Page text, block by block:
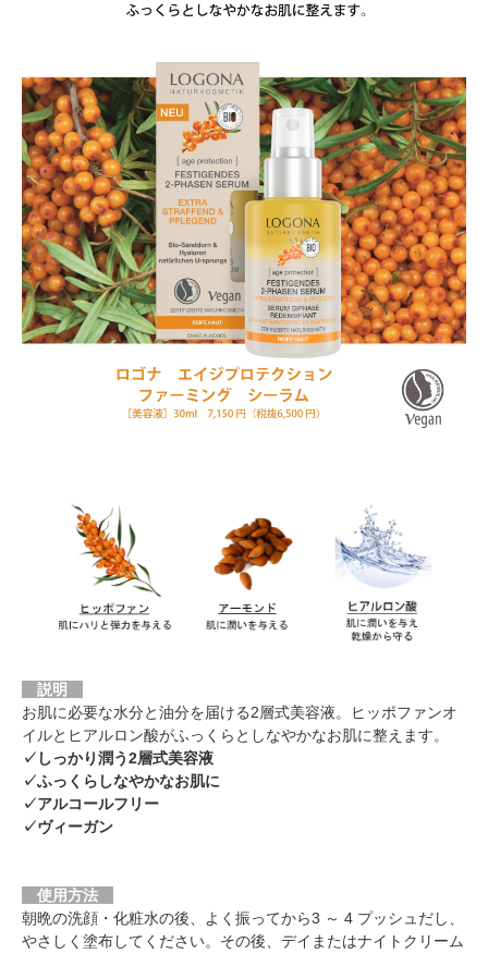
説明
お肌に必要な水分と油分を届ける2層式美容液。ヒッポファンオ
イルとヒアルロン酸がふっくらとしなやかなお肌に整えます。
✓しっかり潤う2層式美容液
✓ふっくらしなやかなお肌に
✓アルコールフリー
✓ヴィーガン
使用方法
朝晩の洗顔・化粧水の後、よく振ってから3 ～ 4 プッシュだし、
やさしく塗布してください。その後、デイまたはナイトクリーム